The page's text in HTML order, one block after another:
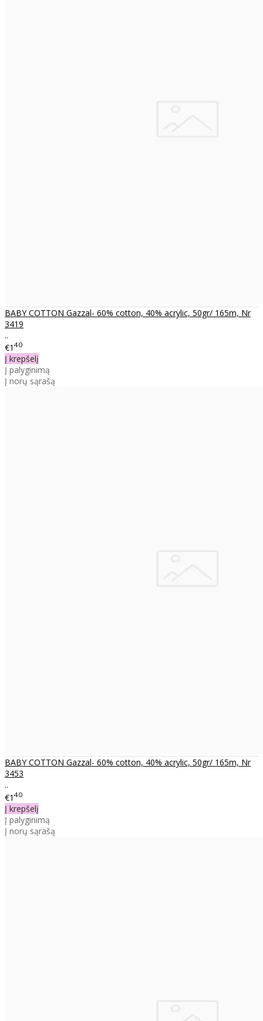
BABY COTTON Gazzal- 60% cotton, 40% acrylic, 50gr/ 165m, Nr
3419
..
€1 40
Į krepšelį
Į palyginimą
Į norų sąrašą
BABY COTTON Gazzal- 60% cotton, 40% acrylic, 50gr/ 165m, Nr
3453
..
€1 40
Į krepšelį
Į palyginimą
Į norų sąrašą